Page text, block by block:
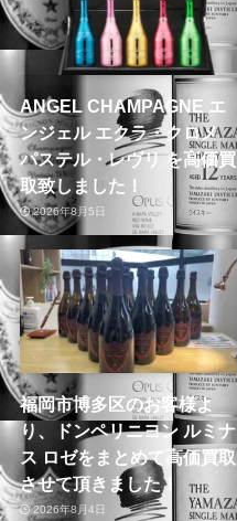
ANGEL CHAMPAGNE エ
ンジェル エクラ・クロメ
パステル・レヴリ を高価買
取致しました！
2026年8月5日
福岡市博多区のお客様よ
り、ドンペリニヨン ルミナ
ス ロゼをまとめて高価買取
させて頂きました！
2026年8月4日